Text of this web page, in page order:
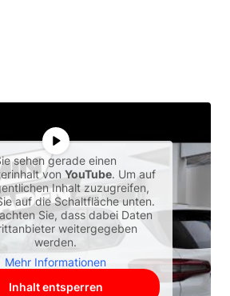
sehen gerade einen
vonYouTube. Um auf
Inhalt zuzugreifen,
auf die Schaltfläche unten.
Sie, dass dabei Daten
weitergegeben
werden.
Mehr Informationen
Inhalt entsperren